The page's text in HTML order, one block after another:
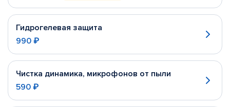
Гидрогелевая защита
990 ₽
Чистка динамика, микрофонов от пыли
590 ₽